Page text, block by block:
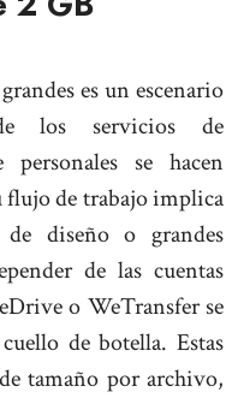
es un escenario
los servicios de
se hacen
flujo de trabajo implica
diseño o grandes
de las cuentas
o WeTransfer se
de botella. Estas
tamaño por archivo,